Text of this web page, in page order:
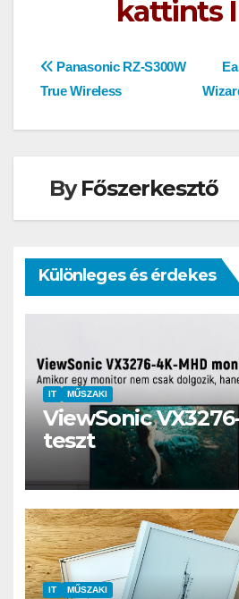
kattints
Bejegyzés
Panasonic RZ-S300W
True Wireless
ByFőszerkesztő
Különleges és érdekes
IT MŰSZAKI
ViewSonic
teszt
IT MŰSZAKI